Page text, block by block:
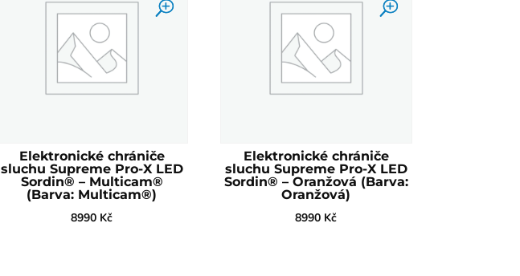
Elektronické chrániče
sluchu Supreme Pro-X LED
Sordin® – Multicam®
(Barva: Multicam®)
8990 Kč
Elektronické chrániče
sluchu Supreme Pro-X LED
Sordin® – Oranžová (Barva:
Oranžová)
8990 Kč